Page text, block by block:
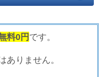
料0円です。
ありません。